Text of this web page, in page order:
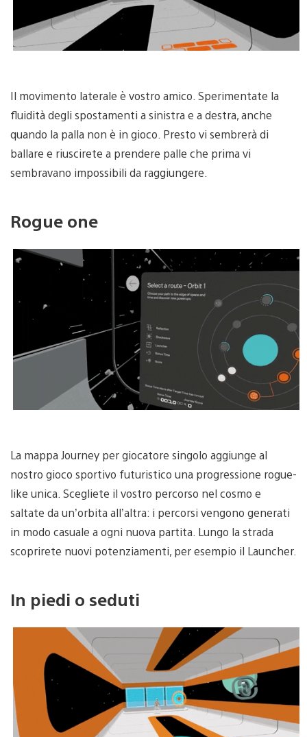
Il movimento laterale è vostro amico. Sperimentate la
fluidità degli spostamenti a sinistra e a destra, anche
quando la palla non è in gioco. Presto vi sembrerà di
ballare e riuscirete a prendere palle che prima vi
sembravano impossibili da raggiungere.
Rogue one
La mappa Journey per giocatore singolo aggiunge al
nostro gioco sportivo futuristico una progressione rogue-
like unica. Scegliete il vostro percorso nel cosmo e
saltate da un’orbita all’altra: i percorsi vengono generati
in modo casuale a ogni nuova partita. Lungo la strada
scoprirete nuovi potenziamenti, per esempio il Launcher.
In piedi o seduti